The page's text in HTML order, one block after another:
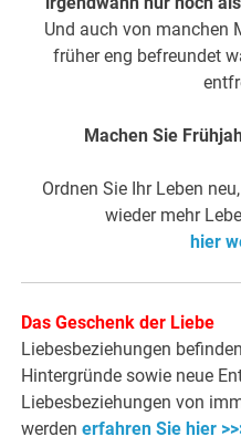
Und auch von manchen
früher eng befreundet
Machen Sie
Ordnen Sie Ihr Leben
wieder mehr
hier
Das Geschenk der Liebe
Liebesbeziehungen
Hintergründe sowie neue
Liebesbeziehungen von
werdenerfahren Sie hier